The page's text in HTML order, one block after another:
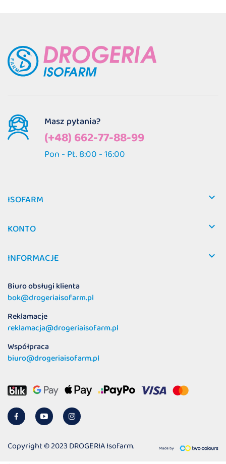
Masz pytania?
(+48) 662-77-88-99
Pon - Pt. 8:00 - 16:00
ISOFARM 
KONTO 
INFORMACJE 
Biuro obsługi klienta
bok@drogeriaisofarm.pl
Reklamacje
reklamacja@drogeriaisofarm.pl
Współpraca
biuro@drogeriaisofarm.pl
Copyright © 2023 DROGERIA Isofarm.